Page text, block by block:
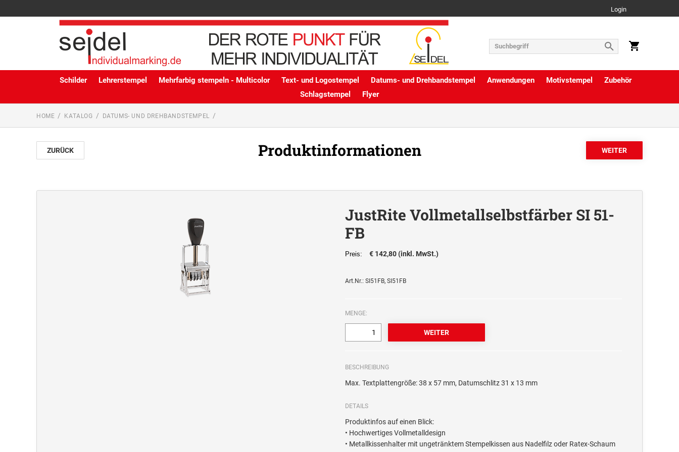
Login
Schilder Lehrerstempel Mehrfarbig stempeln - Multicolor Text- und Logostempel Datums- und Drehbandstempel Anwendungen Motivstempel
Zubehör
Schlagstempel
Flyer
HOME KATALOG DATUMS- UND DREHBANDSTEMPEL
ZURÜCK Produktinformationen
JustRite Vollmetallselbstfärber SI 51-
FB
Preis: € 142,80 (inkl. MwSt.)
Art.Nr.: SI51FB, SI51FB
MENGE:
BESCHREIBUNG
Max. Textplattengröße: 38 x 57 mm, Datumschlitz 31 x 13 mm
DETAILS
Produktinfos auf einen Blick:
• Hochwertiges Vollmetalldesign
• Metallkissenhalter mit ungetränktem Stempelkissen aus Nadelfilz oder Ratex-Schaum